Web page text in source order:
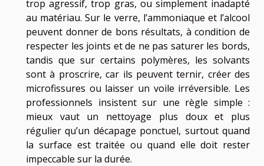
trop agressif, trop gras, ou simplement inadapté
au matériau. Sur le verre, l’ammoniaque et l’alcool
peuvent donner de bons résultats, à condition de
respecter les joints et de ne pas saturer les bords,
tandis que sur certains polymères, les solvants
sont à proscrire, car ils peuvent ternir, créer des
microfissures ou laisser un voile irréversible. Les
professionnels insistent sur une règle simple :
mieux vaut un nettoyage plus doux et plus
régulier qu’un décapage ponctuel, surtout quand
la surface est traitée ou quand elle doit rester
impeccable sur la durée.